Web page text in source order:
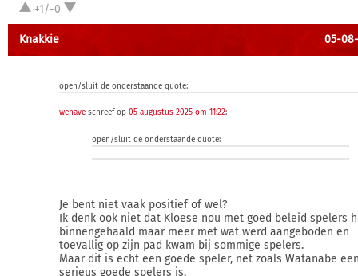
+1/-0
Knakkie 05-08-
open/sluit de onderstaande quote:
wehave schreef op05 augustus 2025 om 11:22:
open/sluit de onderstaande quote:
Je bent niet vaak positief of wel?
Ik denk ook niet dat Kloese nou met goed beleid spelers
binnengehaald maar meer met wat werd aangeboden en
toevallig op zijn pad kwam bij sommige spelers.
Maar dit is echt een goede speler, net zoals Watanabe
serieus goede spelers is.